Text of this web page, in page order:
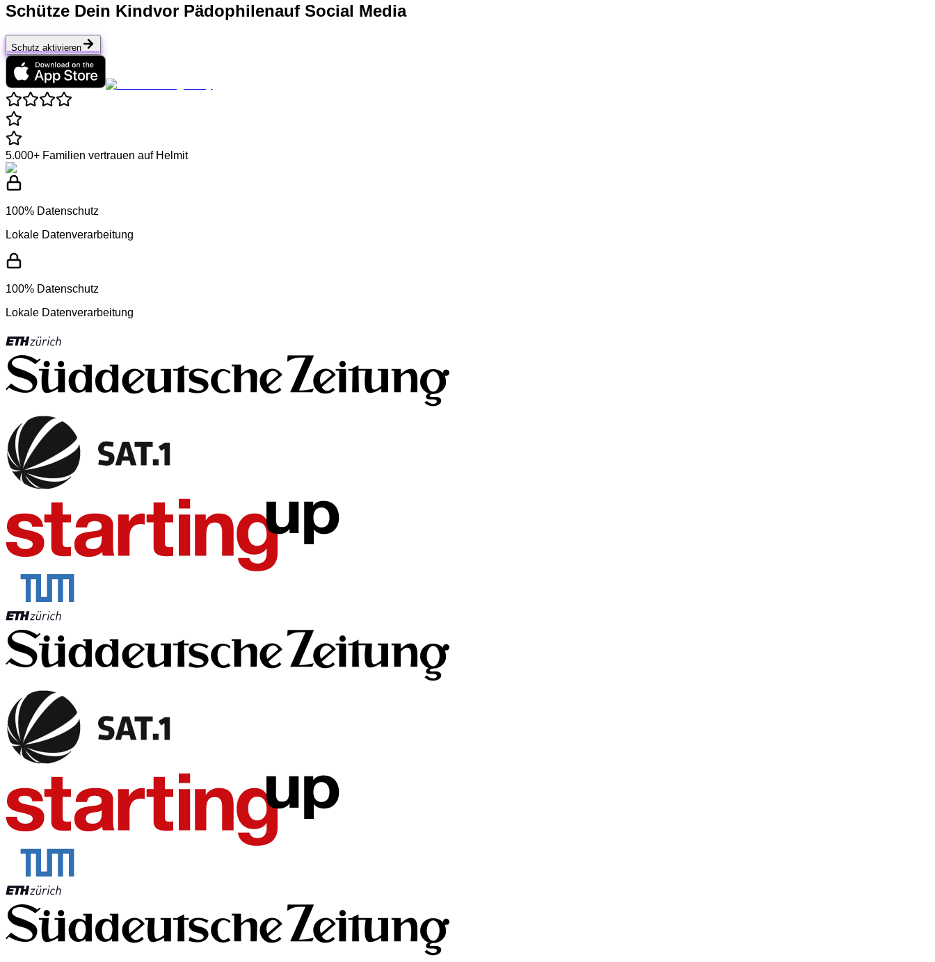
Schütze Dein Kindvor Pädophilenauf Social Media
Schutz aktivieren
5.000+ Familien vertrauen auf Helmit
100% Datenschutz
Lokale Datenverarbeitung
100% Datenschutz
Lokale Datenverarbeitung
Du wirst benachrichtigt,
wenn Dein Kind
schädliche Inhaltesieht,
online gemobbt
auf
Pädophile trifft
Die Daten Deines Kindes bleiben
auf Deinem Gerät.
Du kannst
Dein Kind schützen
undihm seine Privatsphäre lassen.
Von Experten für digitale Gewaltprävention empfohlen
" Seit 2007 helfe ich als Anwältin Kindern und Jugendlichen, die von digitaler Gewalt betroffen sind, und erlebe oft
Eltern können digitale Gewalt gegen Kinder und Jugendliche